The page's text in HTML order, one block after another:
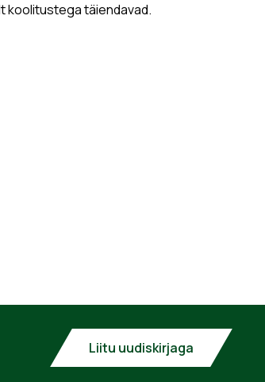
koolitustega täiendavad.
Liitu uudiskirjaga